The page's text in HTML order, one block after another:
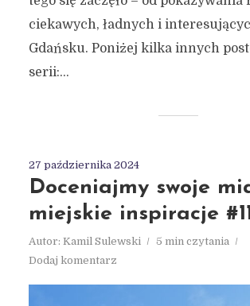
ciekawych, ładnych i
Gdańsku. Poniżej kilka innych
serii:...
27 października 2024
Doceniajmy swoje
miejskie inspiracje
Autor: Kamil Sulewski
5 min czytania
Dodaj komentarz